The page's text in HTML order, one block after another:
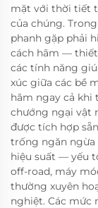
mặt với thời tiết
của chúng.
phanh gặp phải
cách hãm —
các tính năng
xúc giữa các bề
hãm ngay cả khi
chướng ngại vật
được tích hợp
trống ngăn ngừa
hiệu suất — yếu
off-road, máy
thường xuyên
nghiệt. Các mức